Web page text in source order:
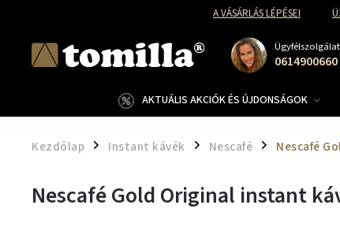
A VÁSÁRLÁS LÉPÉSEI
0614900660
AKTUÁLIS AKCIÓK ÉS ÚJDONSÁGOK
Kezdőlap / Instant kávék / Nescafé / Nescafé
Nescafé Gold Original instant